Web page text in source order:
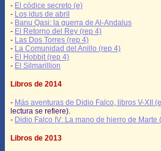
- El códice secreto (e)
- Los idus de abril
- Banu Qasi: la guerra de Al-Andalus
- El Retorno del Rey (rep 4)
- Las Dos Torres (rep 4)
- La Comunidad del Anillo (rep 4)
- El Hobbit (rep 4)
- El Silmarillion
Libros de 2014
- Más aventuras de Didio Falco, libros V-XII
lectura se refiere).
- Didio Falco IV: La mano de hierro de Marte
Libros de 2013